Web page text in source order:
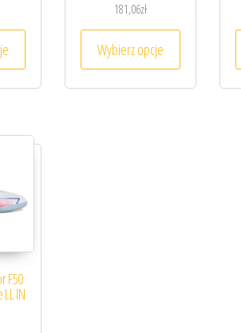
Opcje można wybrać na stronie produktu
Ten produkt ma wiele wariantów. Opcje
181,06zł
Wybierz opcje
Ten produkt
F50
IN